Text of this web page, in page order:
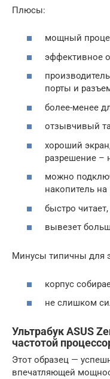
Плюсы:
мощный
эффективное
порты и
более-менее
отзывчивый
хороший
разрешение –
можно
накопитель на
быстро
вывезет
Минусы типичны для
корпус
не слишком
Ультрабук ASUS
частотой
Этот образец —
впечатляющей